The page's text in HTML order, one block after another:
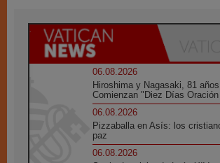
06.08.2026
Hiroshima y Nagasaki, 81 años
Comienzan "Diez Días
06.08.2026
Pizzaballa en Asís: los
paz
06.08.2026